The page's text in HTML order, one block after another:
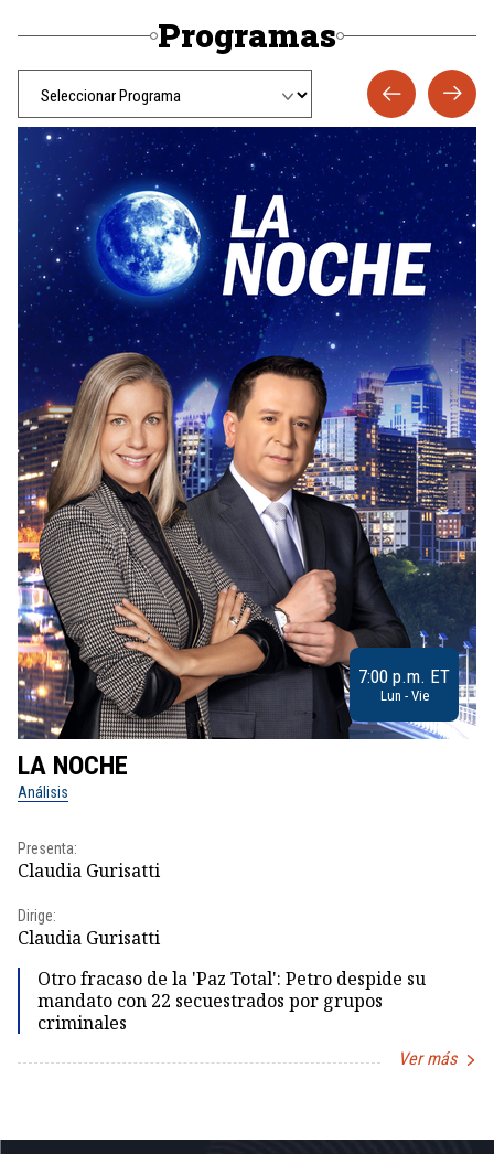
Programas
7:00 p.m. ET
Lun - Vie
LA NOCHE
Análisis
Presenta:
Claudia Gurisatti
Dirige:
Claudia Gurisatti
Otro fracaso de la 'Paz Total': Petro despide su
mandato con 22 secuestrados por grupos
criminales
Ver más
5